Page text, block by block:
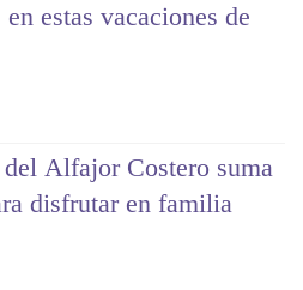
estas vacaciones de
Alfajor Costero suma
disfrutar en familia